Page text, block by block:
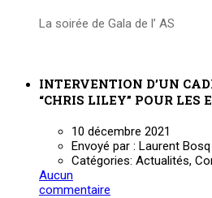
La soirée de Gala de l’ AS
INTERVENTION D’UN
“CHRIS LILEY” POUR LES
10 décembre 2021
Envoyé par : Laurent Bosq
Catégories: Actualités,
Aucun
commentaire